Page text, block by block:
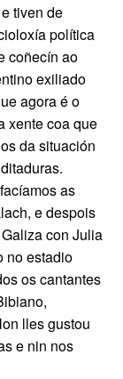
tiven de
política
coñecín ao
exiliado
agora é o
xente coa que
da situación
as
e despois
con Julia
no estadio
os cantantes
lles gustou
e nin nos